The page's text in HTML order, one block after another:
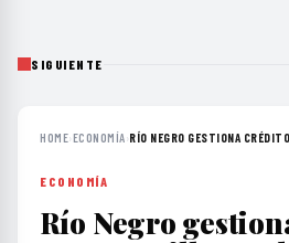
SIGUIENTE
HOME›ECONOMÍA›RÍO NEGRO GESTIONA
ECONOMÍA
Río Negro